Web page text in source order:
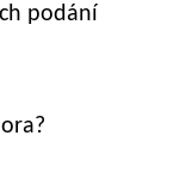
podání